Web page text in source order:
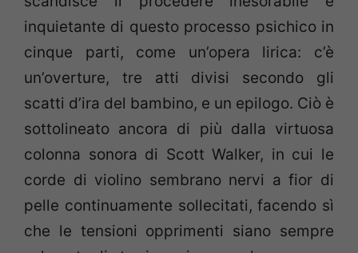
inquietante di questo processo psichico in
cinque parti, come un’opera lirica: c’è
un’overture, tre atti divisi secondo gli
scatti d’ira del bambino, e un epilogo. Ciò è
sottolineato ancora di più dalla virtuosa
colonna sonora di Scott Walker, in cui le
corde di violino sembrano nervi a fior di
pelle continuamente sollecitati, facendo sì
che le tensioni opprimenti siano sempre